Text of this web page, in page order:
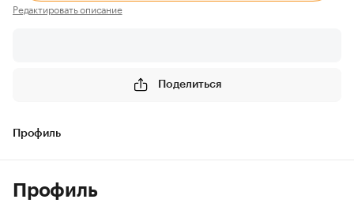
Редактировать описание
Поделиться
Профиль
Профиль